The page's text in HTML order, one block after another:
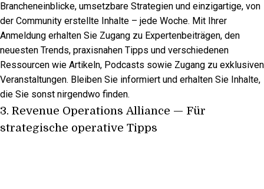
Brancheneinblicke, umsetzbare Strategien und einzigartige, von
der Community erstellte Inhalte – jede Woche. Mit Ihrer
Anmeldung erhalten Sie Zugang zu Expertenbeiträgen, den
neuesten Trends, praxisnahen Tipps und verschiedenen
Ressourcen wie Artikeln, Podcasts sowie Zugang zu exklusiven
Veranstaltungen. Bleiben Sie informiert und erhalten Sie Inhalte,
die Sie sonst nirgendwo finden.
3. Revenue Operations Alliance — Für
strategische operative Tipps